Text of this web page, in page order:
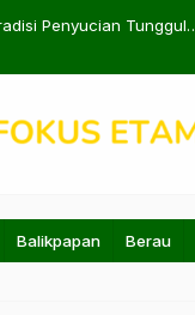
Penyucian Tunggul
Balikpapan Berau